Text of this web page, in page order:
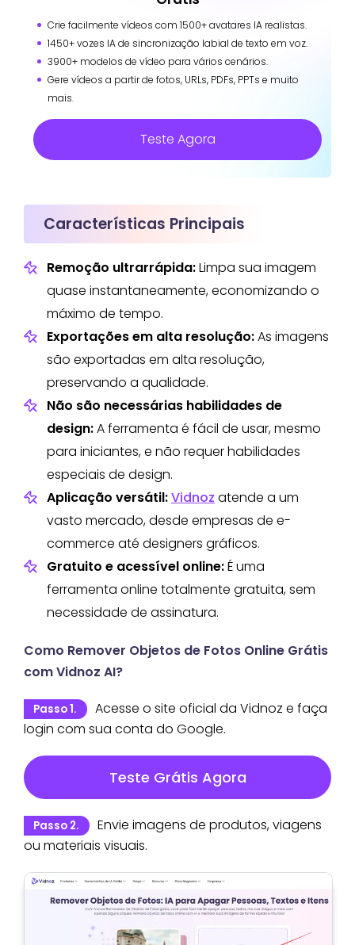
Crie facilmente vídeos com 1500+ avatares IA realistas.
1450+ vozes IA de sincronização labial de texto em voz.
3900+ modelos de vídeo para vários cenários.
Gere vídeos a partir de fotos, URLs, PDFs, PPTs e muito
mais.
Teste Agora
Características Principais
Remoção ultrarrápida:Limpa sua imagem
quase instantaneamente, economizando o
máximo de tempo.
Exportações em alta resolução:As imagens
são exportadas em alta resolução,
preservando a qualidade.
Não são necessárias habilidades de
design:A ferramenta é fácil de usar, mesmo
para iniciantes, e não requer habilidades
especiais de design.
Aplicação versátil:Vidnoz atende a um
vasto mercado, desde empresas de e-
commerce até designers gráficos.
Gratuito e acessível online:É uma
ferramenta online totalmente gratuita, sem
necessidade de assinatura.
Como Remover Objetos de Fotos Online Grátis
com Vidnoz AI?
Passo 1.
Acesse o site oficial da Vidnoz e faça
login com sua conta do Google.
Teste Grátis Agora
Passo 2.
Envie imagens de produtos, viagens
ou materiais visuais.